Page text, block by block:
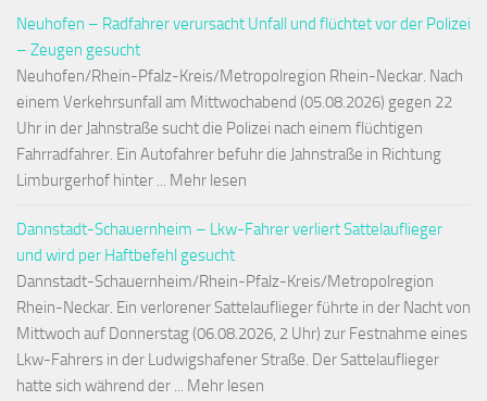
Neuhofen – Radfahrer verursacht Unfall und flüchtet vor der Polizei
– Zeugen gesucht
Neuhofen/Rhein-Pfalz-Kreis/Metropolregion Rhein-Neckar. Nach
einem Verkehrsunfall am Mittwochabend (05.08.2026) gegen 22
Uhr in der Jahnstraße sucht die Polizei nach einem flüchtigen
Fahrradfahrer. Ein Autofahrer befuhr die Jahnstraße in Richtung
Limburgerhof hinter ... Mehr lesen
Dannstadt-Schauernheim – Lkw-Fahrer verliert Sattelauflieger
und wird per Haftbefehl gesucht
Dannstadt-Schauernheim/Rhein-Pfalz-Kreis/Metropolregion
Rhein-Neckar. Ein verlorener Sattelauflieger führte in der Nacht von
Mittwoch auf Donnerstag (06.08.2026, 2 Uhr) zur Festnahme eines
Lkw-Fahrers in der Ludwigshafener Straße. Der Sattelauflieger
hatte sich während der ... Mehr lesen